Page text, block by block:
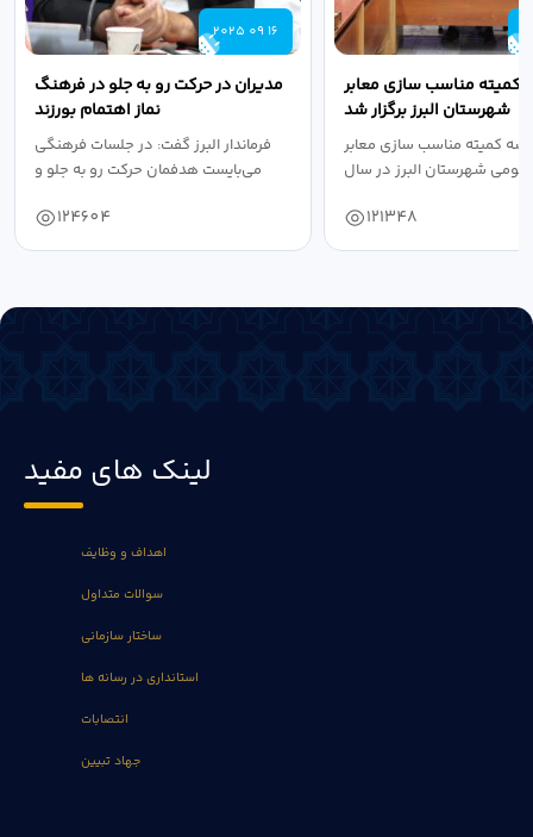
2025 09 16
مدیران در حرکت رو به جلو در فرهنگ
نماز اهتمام بورزند
فرماندار البرز گفت: در جلسات فرهنگی
می‌بایست هدفمان حرکت رو به جلو و
124604
کمیته مناسب سازی معابر
شهرستان البرز برگزار شد
کمیته مناسب سازی معابر
شهرستان البرز در سال
121348
لینک های مفید
اهداف و وظایف
سوالات متداول
ساختار سازمانی
استانداری در رسانه ها
انتصابات
جهاد تبیین